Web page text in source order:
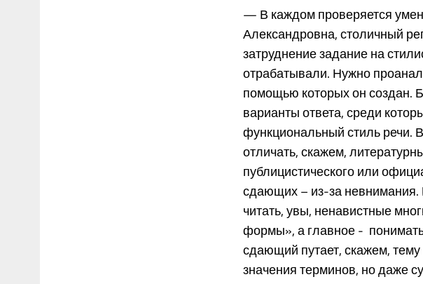
— В каждом проверяется
Александровна, столичный
затруднение задание на
отрабатывали. Нужно
помощью которых он создан.
варианты ответа, среди
функциональный стиль речи.
отличать, скажем,
публицистического или
сдающих – из-за невнимания.
читать, увы, ненавистные
формы», а главное -
сдающий путает, скажем,
значения терминов, но даже